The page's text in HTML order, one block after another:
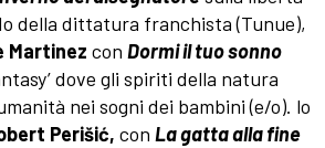
della dittatura franchista (Tunue),
Martinez con Dormi il tuo sonno
dove gli spiriti della natura
nei sogni dei bambini (e/o). lo
Perišić, con La gatta alla fine